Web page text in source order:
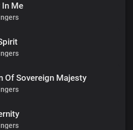
In Me
Of Sovereign Majesty